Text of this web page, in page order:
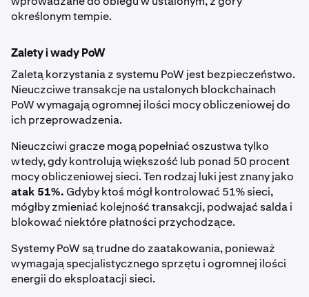
określonym tempie.
Zalety i wady PoW
Zaletą korzystania z systemu PoW jest bezpieczeństwo.
Nieuczciwe transakcje na ustalonych blockchainach
PoW wymagają ogromnej ilości mocy obliczeniowej do
ich przeprowadzenia.
Nieuczciwi gracze mogą popełniać oszustwa tylko
wtedy, gdy kontrolują większość lub ponad 50 procent
mocy obliczeniowej sieci. Ten rodzaj luki jest znany jako
atak 51%.Gdyby ktoś mógł kontrolować 51% sieci,
mógłby zmieniać kolejność transakcji, podwajać salda i
blokować niektóre płatności przychodzące.
Systemy PoW są trudne do zaatakowania, ponieważ
wymagają specjalistycznego sprzętu i ogromnej ilości
energii do eksploatacji sieci.